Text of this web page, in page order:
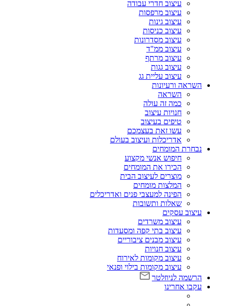
עיצוב חדרי עבודה
עיצוב מרפסות
עיצוב גינות
עיצוב כניסות
עיצוב מסדרונות
עיצוב ממ"ד
עיצוב מרתף
עיצוב גגות
עיצוב עליית גג
השראה ורעיונות
השראה
כמה זה עולה
חנויות עיצוב
טיפים בעיצוב
עשו זאת בעצמכם
אדריכלות ועיצוב בעולם
נבחרת המומחים
חיפוש אנשי מקצוע
הכירו את המומחים
מוצרים לעיצוב הבית
המלצות מומחים
הפינה למעצבי פנים ואדריכלים
שאלות ותשובות
עיצוב עסקים
עיצוב משרדים
עיצוב בתי קפה ומסעדות
עיצוב מבנים ציבוריים
עיצוב חנויות
עיצוב מקומות לאירוח
עיצוב מקומות בילוי ופנאי
הרשמה לניוזלטר
עקבו אחרינו